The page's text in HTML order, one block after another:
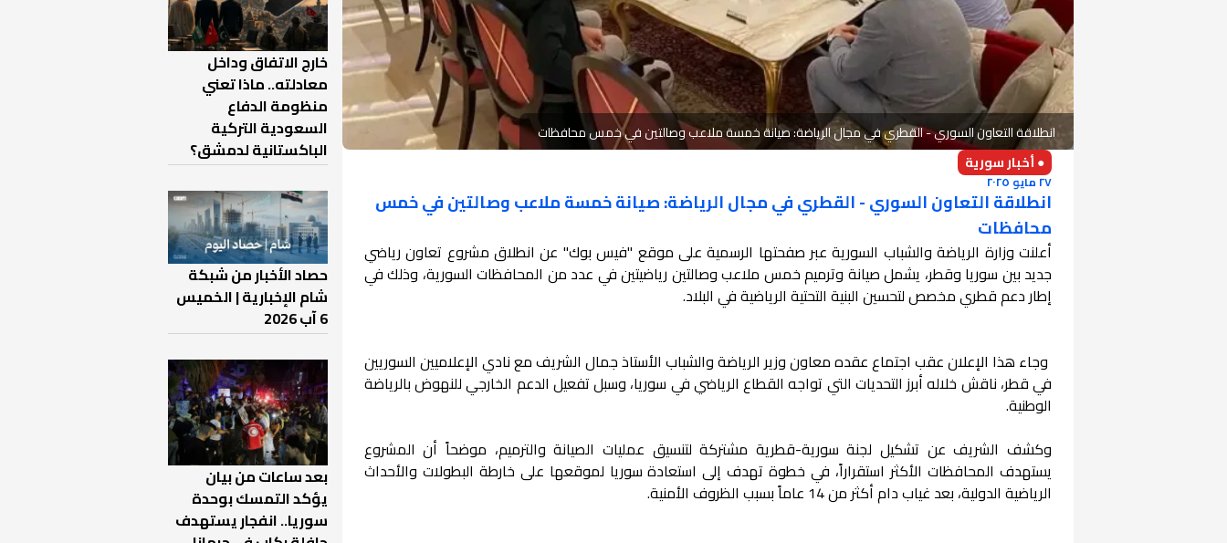
انطلاقة التعاون السوري - القطري في مجال الرياضة: صيانة خمسة ملاعب وصالتين في خمس محافظات
● أخبار سورية
٢٧ مايو ٢٠٢٥
انطلاقة التعاون السوري - القطري في مجال الرياضة: صيانة خمسة ملاعب وصالتين في خمس
محافظات
أعلنت وزارة الرياضة والشباب السورية عبر صفحتها الرسمية على موقع "فيس بوك" عن انطلاق مشروع تعاون رياضي
جديد بين سوريا وقطر، يشمل صيانة وترميم خمس ملاعب وصالتين رياضيتين في عدد من المحافظات السورية، وذلك في
إطار دعم قطري مخصص لتحسين البنية التحتية الرياضية في البلاد.
وجاء هذا الإعلان عقب اجتماع عقده معاون وزير الرياضة والشباب الأستاذ جمال الشريف مع نادي الإعلاميين السوريين
في قطر، ناقش خلاله أبرز التحديات التي تواجه القطاع الرياضي في سوريا، وسبل تفعيل الدعم الخارجي للنهوض بالرياضة
الوطنية.
وكشف الشريف عن تشكيل لجنة سورية-قطرية مشتركة لتنسيق عمليات الصيانة والترميم، موضحاً أن المشروع
يستهدف المحافظات الأكثر استقراراً، في خطوة تهدف إلى استعادة سوريا لموقعها على خارطة البطولات والأحداث
الرياضية الدولية، بعد غياب دام أكثر من 14 عاماً بسبب الظروف الأمنية.
خارج الاتفاق وداخل
معادلته.. ماذا تعني
منظومة الدفاع
السعودية التركية
الباكستانية لدمشق؟
حصاد الأخبار من شبكة
شام الإخبارية | الخميس
6 آب 2026
بعد ساعات من بيان
يؤكد التمسك بوحدة
سوريا.. انفجار يستهدف